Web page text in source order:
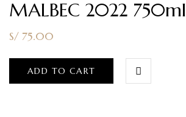
MALBEC 2022 750ml
S/ 75.00
ADD TO CART